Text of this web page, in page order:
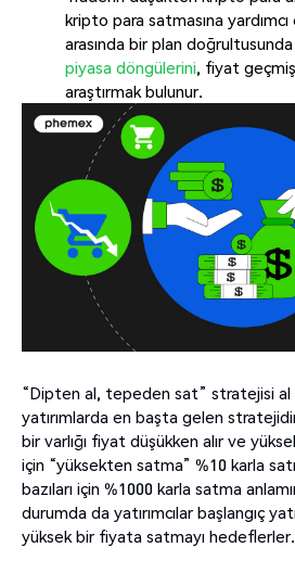
kripto para satmasına
arasında bir plan doğrultusunda
piyasa döngülerini, fiyat
araştırmak bulunur.
“Dipten al, tepeden sat” stratejisi
yatırımlarda en başta gelen
bir varlığı fiyat düşükken alır ve
için “yüksekten satma” %10 karla
bazıları için %1000 karla satma
durumda da yatırımcılar başlangıç
yüksek bir fiyata satmayı hedeflerler.